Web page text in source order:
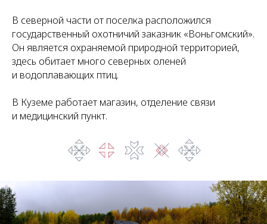
В северной части от поселка расположился
государственный охотничий заказник «Воньгомский».
Он является охраняемой природной территорией,
здесь обитает много северных оленей
и водоплавающих птиц.
В Куземе работает магазин, отделение связи
и медицинский пункт.